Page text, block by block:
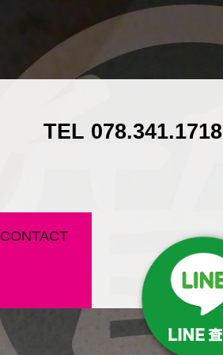
TEL 078.341.1718
CONTACT